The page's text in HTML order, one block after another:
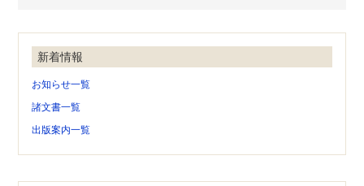
新着情報
お知らせ一覧
諸文書一覧
出版案内一覧